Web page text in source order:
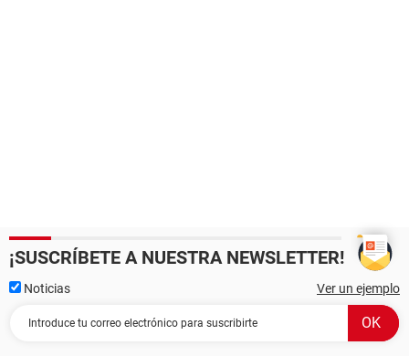
¡SUSCRÍBETE A NUESTRA NEWSLETTER!
Noticias Ver un ejemplo